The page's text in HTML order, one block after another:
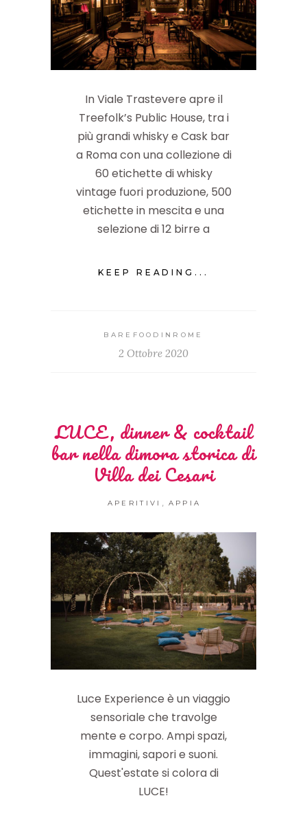
In Viale Trastevere apre il
Treefolk’s Public House, tra i
più grandi whisky e Cask bar
a Roma con una collezione di
60 etichette di whisky
vintage fuori produzione, 500
etichette in mescita e una
selezione di 12 birre a
KEEP READING...
BAREFOODINROME
2 Ottobre 2020
LUCE, dinner & cocktail
bar nella dimora storica di
Villa dei Cesari
APERITIVI APPIA
Luce Experience è un viaggio
sensoriale che travolge
mente e corpo. Ampi spazi,
immagini, sapori e suoni.
Quest'estate si colora di
LUCE!